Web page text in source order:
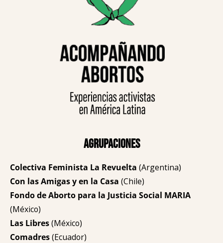
Agrupaciones
Colectiva Feminista La Revuelta (Argentina)
Con las Amigas y en la Casa (Chile)
Fondo de Aborto para la Justicia Social MARIA
(México)
Las Libres(México)
Comadres(Ecuador)